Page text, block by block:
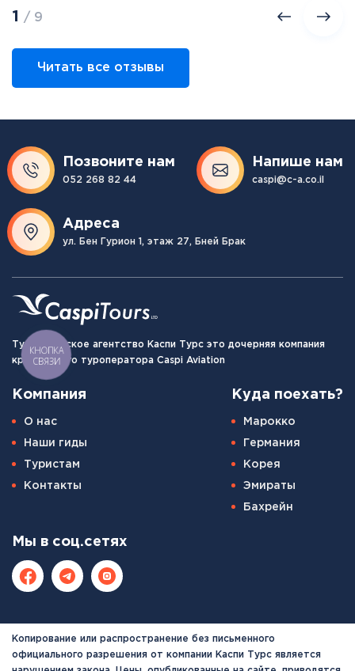
1 / 9
Читать все отзывы
Позвоните нам
052 268 82 44
Напише нам
caspi@c-a.co.il
Адреса
ул. Бен Гурион 1, этаж 27, Бней Брак
Туристическое агентство Каспи Турс это дочерняя компания
крупнейшего туроператора Caspi Aviation
Компания
О нас
Наши гиды
Туристам
Контакты
Куда поехать?
Марокко
Германия
Корея
Эмираты
Бахрейн
Мы в соц.сетях
Копирование или распространение без письменного
официального разрешения от компании Каспи Турс является
КНОПКА
СВЯЗИ